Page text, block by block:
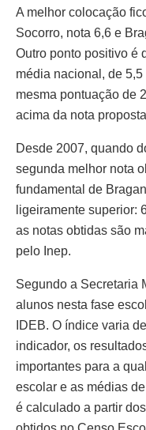
A melhor colocação
Socorro, nota 6,6 e
Outro ponto positivo é
média nacional, de
mesma pontuação de
acima da nota
Desde 2007, quando
segunda melhor nota
fundamental de
ligeiramente superior:
as notas obtidas são
pelo Inep.
Segundo a Secretaria
alunos nesta fase
IDEB. O índice varia
indicador, os
importantes para a
escolar e as médias
é calculado a partir